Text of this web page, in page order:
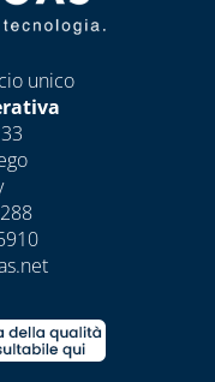
unico